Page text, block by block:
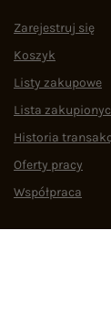
Zarejestruj się
Koszyk
Listy zakupowe
Lista
Historia
Oferty pracy
Współpraca